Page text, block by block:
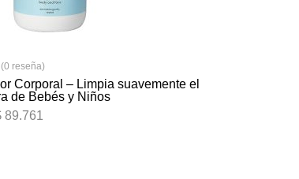
(0 reseña)
Corporal – Limpia suavemente el
de Bebés y Niños
89.761